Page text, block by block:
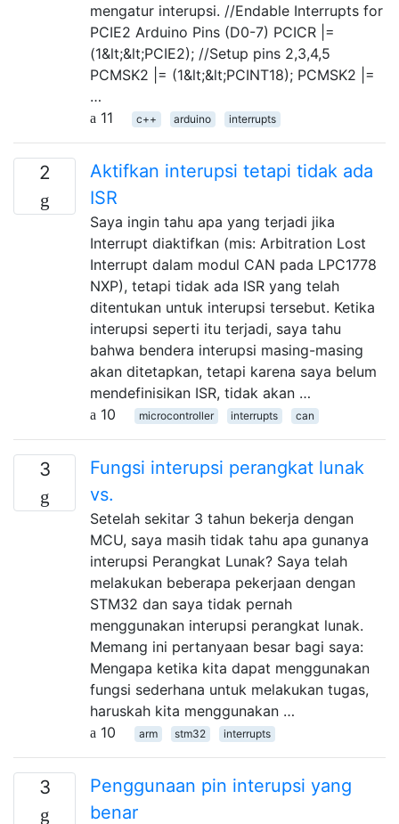
mengatur interupsi. //Endable Interrupts for
PCIE2 Arduino Pins (D0-7) PCICR |=
(1&lt;&lt;PCIE2); //Setup pins 2,3,4,5
PCMSK2 |= (1&lt;&lt;PCINT18); PCMSK2 |=
…
11
c++ arduino interrupts
2
Aktifkan interupsi tetapi tidak ada
ISR
Saya ingin tahu apa yang terjadi jika
Interrupt diaktifkan (mis: Arbitration Lost
Interrupt dalam modul CAN pada LPC1778
NXP), tetapi tidak ada ISR yang telah
ditentukan untuk interupsi tersebut. Ketika
interupsi seperti itu terjadi, saya tahu
bahwa bendera interupsi masing-masing
akan ditetapkan, tetapi karena saya belum
mendefinisikan ISR, tidak akan …
10
microcontroller interrupts can
3
Fungsi interupsi perangkat lunak
vs.
Setelah sekitar 3 tahun bekerja dengan
MCU, saya masih tidak tahu apa gunanya
interupsi Perangkat Lunak? Saya telah
melakukan beberapa pekerjaan dengan
STM32 dan saya tidak pernah
menggunakan interupsi perangkat lunak.
Memang ini pertanyaan besar bagi saya:
Mengapa ketika kita dapat menggunakan
fungsi sederhana untuk melakukan tugas,
haruskah kita menggunakan …
10
arm stm32 interrupts
3
Penggunaan pin interupsi yang
benar